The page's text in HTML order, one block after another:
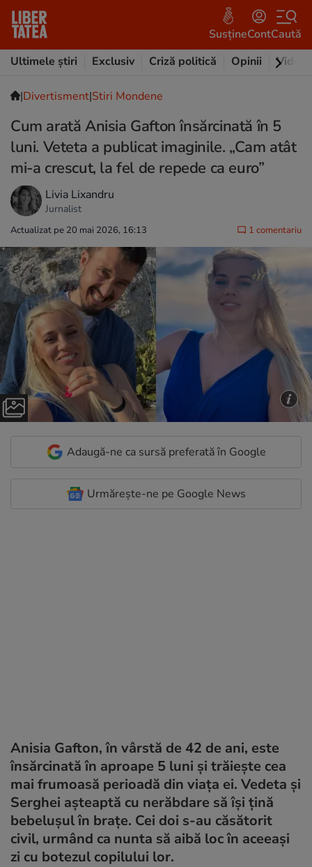
SusțineContCaută
Ultimele știri
Exclusiv Criză politică Opinii Video
|Divertisment|Stiri Mondene
Cum arată Anisia Gafton însărcinată în 5
luni. Veteta a publicat imaginile. „Cam atât
mi-a crescut, la fel de repede ca euro”
Livia Lixandru
Jurnalist
Actualizat pe 20 mai 2026, 16:13 1 comentariu
Adaugă-ne ca sursă preferată în Google
Urmărește-ne pe Google News
Anisia Gafton, în vârstă de 42 de ani, este
însărcinată în aproape 5 luni și trăiește cea
mai frumoasă perioadă din viața ei. Vedeta și
Serghei așteaptă cu nerăbdare să își țină
bebelușul în brațe. Cei doi s-au căsătorit
civil, urmând ca nunta să aibă loc în aceeași
zi cu botezul copilului lor.